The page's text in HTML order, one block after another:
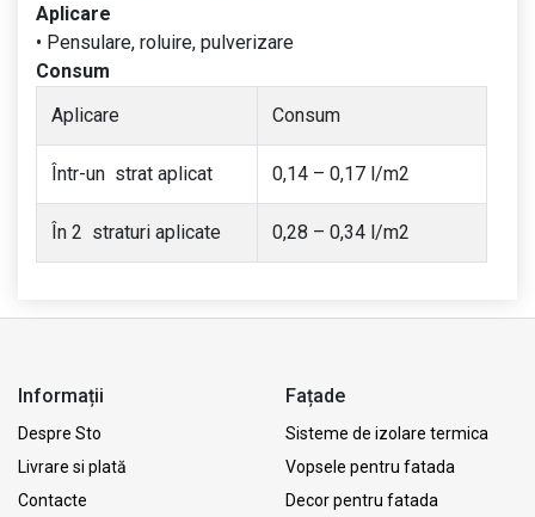
Aplicare
• Pensulare, roluire, pulverizare
Consum
Aplicare
Consum
Într-un strat aplicat 0,14 – 0,17 l/m2
În 2 straturi aplicate 0,28 – 0,34 l/m2
Informații
Despre Sto
Livrare si plată
Contacte
Fațade
Sisteme de izolare termica
Vopsele pentru fatada
Decor pentru fatada